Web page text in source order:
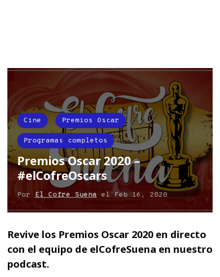
Cine Premios Oscar
Programas completos
Premios Oscar 2020 –
#elCofreOscars
Por El Cofre Suena elFeb 16, 2020
Revive los Premios Oscar 2020 en directo
con el equipo de elCofreSuena en nuestro
podcast.